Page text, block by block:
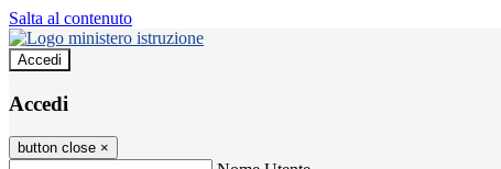
Salta al contenuto
Accedi
Accedi
button close ×